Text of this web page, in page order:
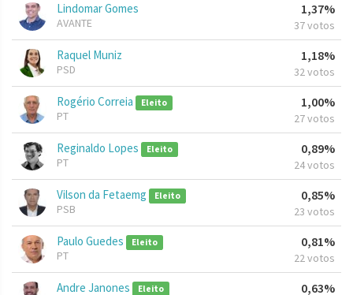
Lindomar Gomes
AVANTE
1,37%
37 votos
Raquel Muniz
PSD
1,18%
32 votos
Rogério Correia Eleito
PT
1,00%
27 votos
Reginaldo Lopes Eleito
PT
0,89%
24 votos
Vilson da Fetaemg Eleito
PSB
0,85%
23 votos
Paulo Guedes Eleito
PT
0,81%
22 votos
Andre Janones Eleito 0,63%